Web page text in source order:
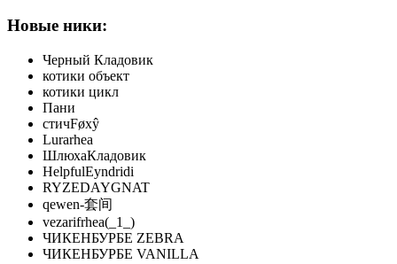
Новые ники:
Черный Кладовик
котики объект
котики цикл
Пани
стичFøxŷ
Lurarhea
ШлюхаКладовик
HelpfulEyndridi
RYZEDAYGNAT
qewen-套间
vezarifrhea(_1_)
ЧИКЕНБУРБЕ ZEBRA
ЧИКЕНБУРБЕ VANILLA